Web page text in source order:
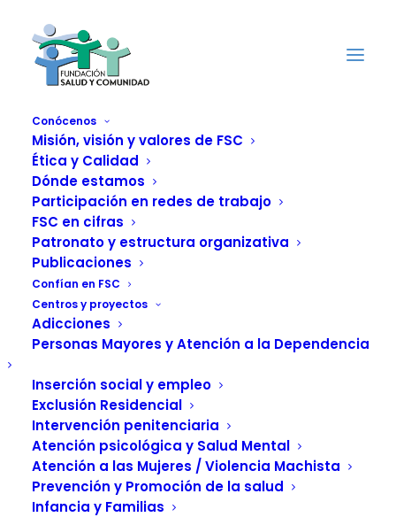
Conócenos
Misión, visión y valores de FSC
Ética y Calidad
Dónde estamos
Participación en redes de trabajo
FSC en cifras
Patronato y estructura organizativa
Publicaciones
Confían en FSC
Centros y proyectos
Adicciones
Personas Mayores y Atención a la Dependencia
Inserción social y empleo
Exclusión Residencial
Intervención penitenciaria
Atención psicológica y Salud Mental
Atención a las Mujeres / Violencia Machista
Prevención y Promoción de la salud
Infancia y Familias
Monografía sobre
drogas y
envejecimiento
publicada por el Plan
Nacional Sobre
Drogas con la
participación
destacada de FSC
15 ENERO, 2024 IN ACTUALIDAD
FUNDACIÓN SALUD Y COMUNIDAD